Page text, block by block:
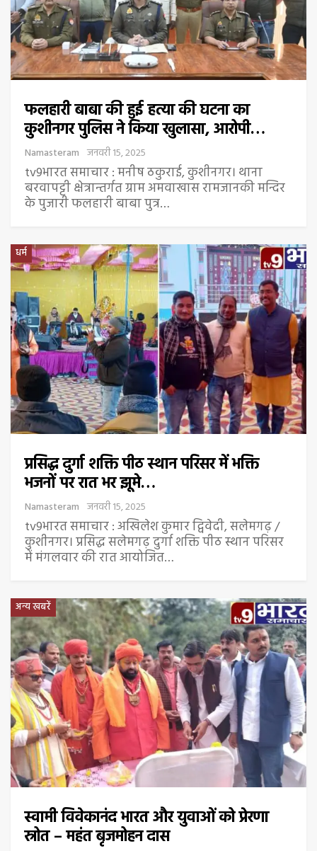
फलहारी बाबा की हुई हत्या की घटना का
कुशीनगर पुलिस ने किया खुलासा, आरोपी…
Namasteram जनवरी 15, 2025
tv9भारत समाचार : मनीष ठकुराई, कुशीनगर। थाना
बरवापट्टी क्षेत्रान्तर्गत ग्राम अमवाखास रामजानकी मन्दिर
के पुजारी फलहारी बाबा पुत्र…
धर्म
प्रसिद्ध दुर्गा शक्ति पीठ स्थान परिसर में भक्ति
भजनों पर रात भर झूमे…
Namasteram जनवरी 15, 2025
tv9भारत समाचार : अखिलेश कुमार द्विवेदी, सलेमगढ़ /
कुशीनगर। प्रसिद्ध सलेमगढ़ दुर्गा शक्ति पीठ स्थान परिसर
में मंगलवार की रात आयोजित…
अन्य खबरें
स्वामी विवेकानंद भारत और युवाओं को प्रेरणा
स्रोत – महंत बृजमोहन दास